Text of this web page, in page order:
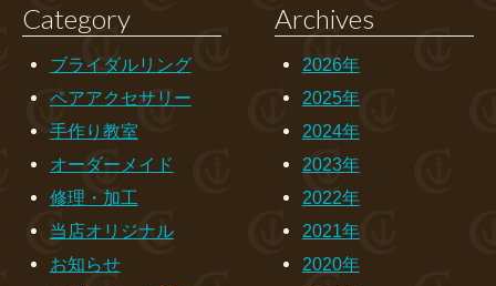
Category
ブライダルリング
ペアアクセサリー
手作り教室
オーダーメイド
修理・加工
当店オリジナル
お知らせ
Archives
2026年
2025年
2024年
2023年
2022年
2021年
2020年